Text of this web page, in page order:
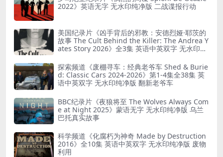
2022》英语无字 无水印纯净版 二战谍报行动
美国纪录片《凶手背后的邪教：安德烈娅·耶茨的
故事 The Cult Behind the Killer: The Andrea Y
ates Story 2026》全3集 英语中英双字 无水印纯
探索频道《废棚寻车：经典老爷车 Shed & Burie
d: Classic Cars 2024-2026》第1-4集全38集 英
语中英双字 无水印纯净版 翻新老爷车
BBC纪录片《夜狼将至 The Wolves Always Com
e at Night 2025》蒙语无字 无水印纯净版 乌兰
巴托真实故事
科学频道《化腐朽为神奇 Made by Destruction
2016》全10集 英语中英双字 无水印纯净版 废物
利用